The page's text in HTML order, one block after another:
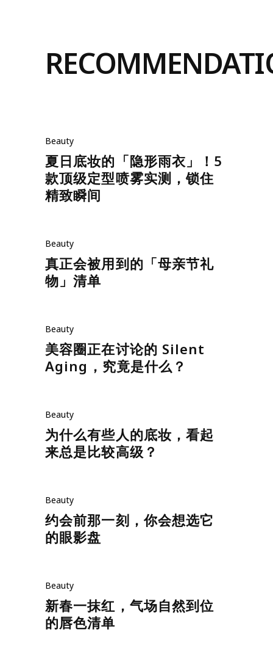
Beauty
夏日底妆的「隐形雨衣」！5
款顶级定型喷雾实测，锁住
精致瞬间
Beauty
真正会被用到的「母亲节礼
物」清单
Beauty
美容圈正在讨论的 Silent
Aging，究竟是什么？
Beauty
为什么有些人的底妆，看起
来总是比较高级？
Beauty
约会前那一刻，你会想选它
的眼影盘
Beauty
新春一抹红，气场自然到位
的唇色清单